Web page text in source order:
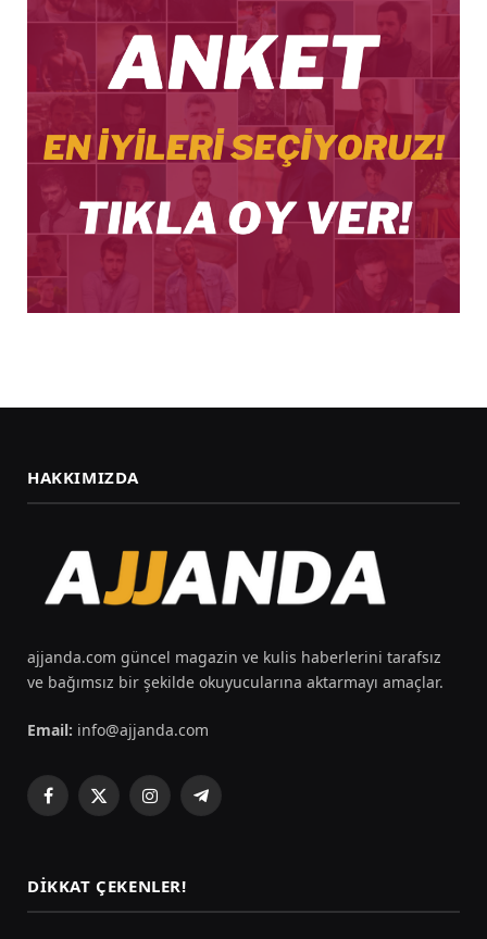
HAKKIMIZDA
ajjanda.com güncel magazin ve kulis haberlerini tarafsız
ve bağımsız bir şekilde okuyucularına aktarmayı amaçlar.
Email: info@ajjanda.com
Facebook
X
InstagramTelegram
DIKKAT ÇEKENLER!